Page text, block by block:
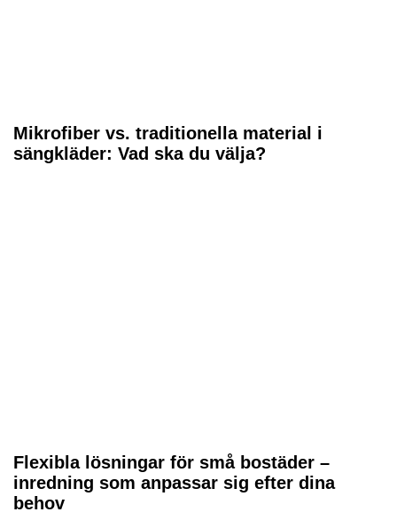
Mikrofiber vs. traditionella material i
sängkläder: Vad ska du välja?
Flexibla lösningar för små bostäder –
inredning som anpassar sig efter dina
behov